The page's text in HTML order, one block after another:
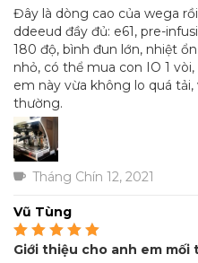
Đây là dòng cao của wega
ddeeud đầy đủ: e61, pre-
180 độ, bình đun lớn, nhiệt
nhỏ, có thể mua con IO 1
em này vừa không lo quá tải,
thường.
Tháng Chín 12, 2021
Vũ Tùng
Được xếp hạng5 5
Giới thiệu cho anh em mối